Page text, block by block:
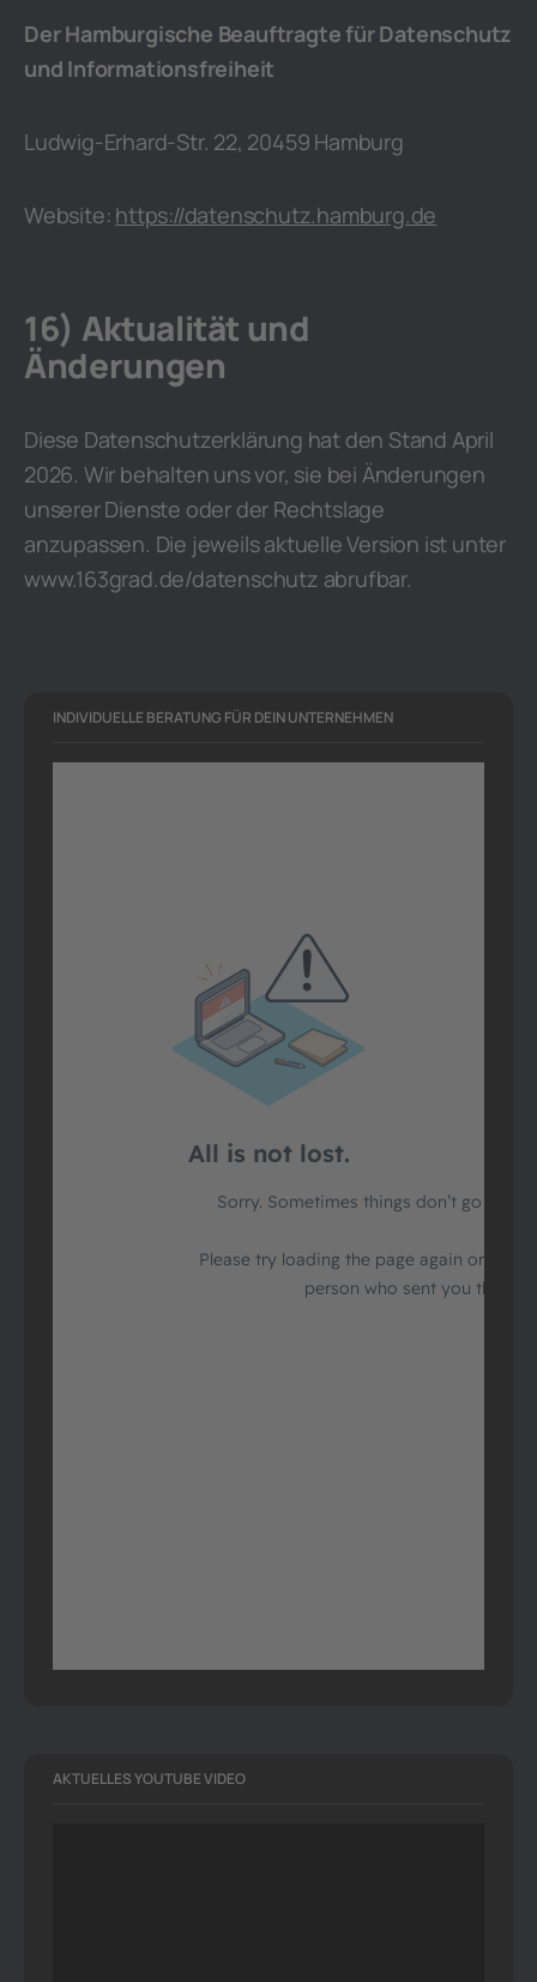
Der Hamburgische Beauftragte für Datenschutz
und Informationsfreiheit
Ludwig-Erhard-Str. 22, 20459 Hamburg
Website: https://datenschutz.hamburg.de
16) Aktualität und
Änderungen
Diese Datenschutzerklärung hat den Stand April
2026. Wir behalten uns vor, sie bei Änderungen
unserer Dienste oder der Rechtslage
anzupassen. Die jeweils aktuelle Version ist unter
www.163grad.de/datenschutz abrufbar.
INDIVIDUELLE BERATUNG FÜR DEIN UNTERNEHMEN
AKTUELLES YOUTUBE VIDEO